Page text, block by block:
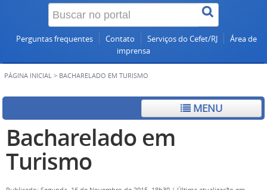
Perguntas frequentes Contato Serviços do Cefet/RJ
Área de
imprensa
PÁGINA INICIAL > BACHARELADO EM TURISMO
MENU
Bacharelado em
Turismo